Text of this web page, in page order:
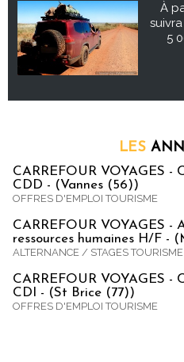
À
5
LES
CARREFOUR VOYAGES -
CDD - (Vannes (56))
OFFRES D'EMPLOI TOURISME
CARREFOUR VOYAGES
ressources humaines H/F -
ALTERNANCE / STAGES TOURISME
CARREFOUR VOYAGES -
CDI - (St Brice (77))
OFFRES D'EMPLOI TOURISME